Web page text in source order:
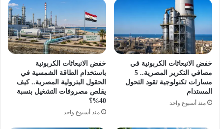
خفض الانبعاثات الكربونية في
مصافي التكرير المصرية.. 5
مسارات تكنولوجية تقود التحول
المستدام
منذ أسبوع واحد
خفض الانبعاثات الكربونية
باستخدام الطاقة الشمسية في
الحقول البترولية المصرية.. كيف
يقلص مصروفات التشغيل بنسبة
40%؟
منذ أسبوع واحد